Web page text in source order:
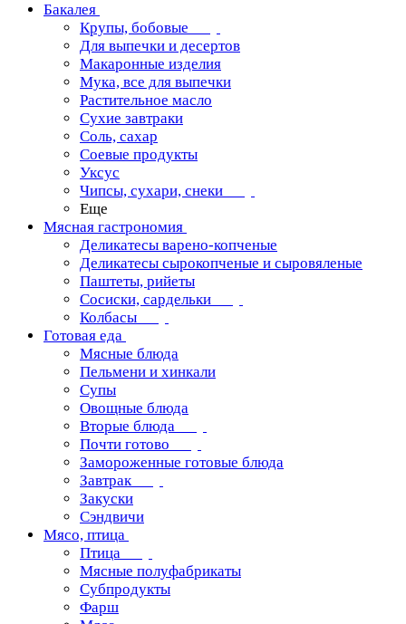
Бакалея
Крупы, бобовые
Для выпечки и десертов
Макаронные изделия
Мука, все для выпечки
Растительное масло
Сухие завтраки
Соль, сахар
Соевые продукты
Уксус
Чипсы, сухари, снеки
Еще
Мясная гастрономия
Деликатесы варено-копченые
Деликатесы сырокопченые и сыровяленые
Паштеты, рийеты
Сосиски, сардельки
Колбасы
Готовая еда
Мясные блюда
Пельмени и хинкали
Супы
Овощные блюда
Вторые блюда
Почти готово
Замороженные готовые блюда
Завтрак
Закуски
Сэндвичи
Мясо, птица
Птица
Мясные полуфабрикаты
Субпродукты
Фарш